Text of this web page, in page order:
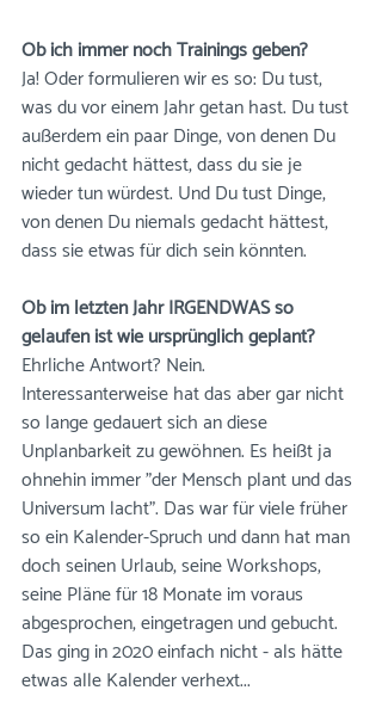
Ob ich immer noch Trainings geben?
Ja! Oder formulieren wir es so: Du tust,
was du vor einem Jahr getan hast. Du tust
außerdem ein paar Dinge, von denen Du
nicht gedacht hättest, dass du sie je
wieder tun würdest. Und Du tust Dinge,
von denen Du niemals gedacht hättest,
dass sie etwas für dich sein könnten.
Ob im letzten Jahr IRGENDWAS so
gelaufen ist wie ursprünglich geplant?
Ehrliche Antwort? Nein.
Interessanterweise hat das aber gar nicht
so lange gedauert sich an diese
Unplanbarkeit zu gewöhnen. Es heißt ja
ohnehin immer "der Mensch plant und das
Universum lacht". Das war für viele früher
so ein Kalender-Spruch und dann hat man
doch seinen Urlaub, seine Workshops,
seine Pläne für 18 Monate im voraus
abgesprochen, eingetragen und gebucht.
Das ging in 2020 einfach nicht - als hätte
etwas alle Kalender verhext...